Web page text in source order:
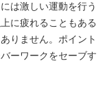
は激しい運動を行う
に疲れることもある
りません。ポイント
ーワークをセーブす